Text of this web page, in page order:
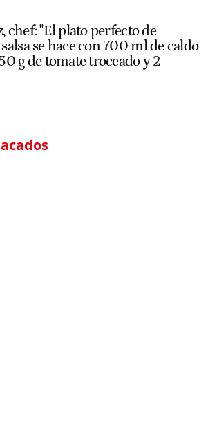
chef: "El plato perfecto de
se hace con 700 ml de caldo
g de tomate troceado y 2